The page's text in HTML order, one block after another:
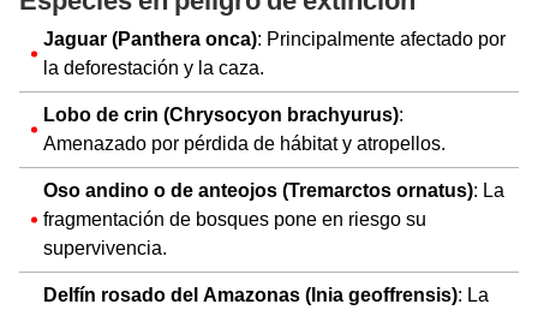
Jaguar (Panthera onca): Principalmente afectado por
la deforestación y la caza.
Lobo de crin (Chrysocyon brachyurus):
Amenazado por pérdida de hábitat y atropellos.
Oso andino o de anteojos (Tremarctos ornatus): La
fragmentación de bosques pone en riesgo su
supervivencia.
Delfín rosado del Amazonas (Inia geoffrensis): La